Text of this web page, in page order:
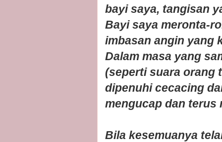
bayi saya, tangisan
Bayi saya meronta-
imbasan angin yang
Dalam masa yang
(seperti suara orang
dipenuhi cecacing
mengucap dan terus
Bila kesemuanya